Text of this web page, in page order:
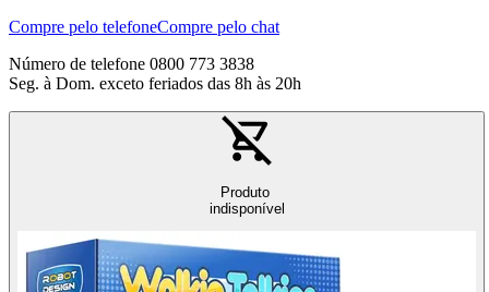
Compre pelo telefoneCompre pelo chat
Número de telefone 0800 773 3838
Seg. à Dom. exceto feriados das 8h às 20h
Produto
indisponível